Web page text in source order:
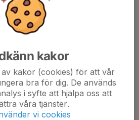
kakor
kakor (cookies) för att vår
bra för dig. De används
i syfte att hjälpa oss att
våra tjänster.
vi cookies